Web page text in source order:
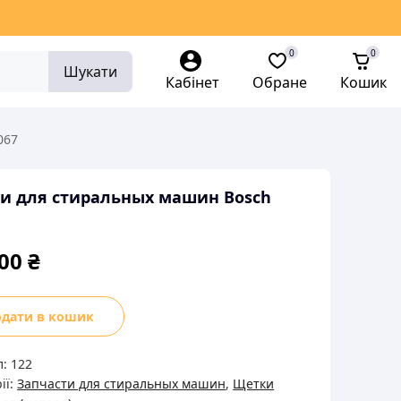
Шукати
Кабінет Обране
0
Кошик
0
для стиральных машин Bosch
₴
в кошик
122
Запчасти для стиральных машин, Щетки